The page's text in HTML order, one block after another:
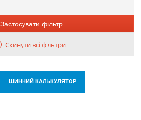
Застосувати фільтр
Скинути всі фільтри
ШИННИЙ КАЛЬКУЛЯТОР